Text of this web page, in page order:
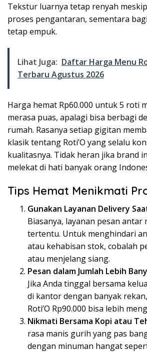
Tekstur luarnya tetap renyah
proses pengantaran, sementara
tetap empuk.
Lihat Juga: Daftar Harga Menu
Terbaru Agustus 2026
Harga hemat Rp60.000 untuk 5 roti
merasa puas, apalagi bisa berbagi
rumah. Rasanya setiap gigitan
klasik tentang Roti’O yang selalu
kualitasnya. Tidak heran jika brand
melekat di hati banyak orang
Tips Hemat Menikmati
Gunakan Layanan Delivery
Biasanya, layanan pesan antar
tertentu. Untuk menghindari
atau kehabisan stok, cobalah
atau menjelang siang.
Pesan dalam Jumlah Lebih
Jika Anda tinggal bersama
di kantor dengan banyak
Roti’O Rp90.000 bisa lebih
Nikmati Bersama Kopi atau
rasa manis gurih yang pas
dengan minuman hangat